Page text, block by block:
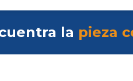
la pieza